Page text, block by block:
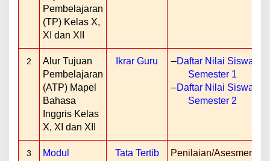
Pembelajaran
(TP) Kelas X,
XI dan XII
2
Alur Tujuan
Pembelajaran
(ATP) Mapel
Bahasa
Inggris Kelas
X, XI dan XII
Ikrar Guru –Daftar Nilai Siswa
Semester 1
–Daftar Nilai Siswa
Semester 2
3
Modul
Tata Tertib
Penilaian/Asesmen